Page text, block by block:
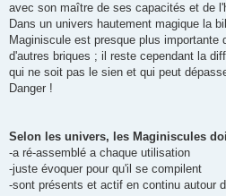
avec son maître de ses capacités et de
Dans un univers hautement magique la
Maginiscule est presque plus importante
d'autres briques ; il reste cependant la
qui ne soit pas le sien et qui peut
Danger !
Selon les univers, les Maginiscules
-a ré-assemblé a chaque utilisation
-juste évoquer pour qu'il se compilent
-sont présents et actif en continu autour